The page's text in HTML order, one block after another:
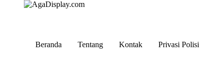
Beranda Tentang Kontak Privasi Polisi